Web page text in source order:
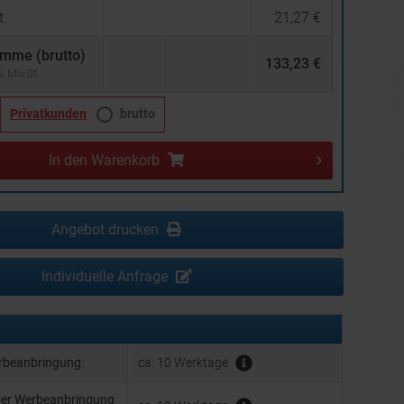
21,27 €
(brutto)
MwSt.
133,23 €
Privatkunden brutto
In den Warenkorb
Angebot drucken
Individuelle Anfrage
ca. 10 Werktage
Werbeanbringung